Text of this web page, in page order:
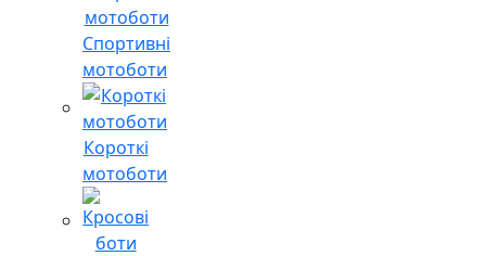
Спортивні
мотоботи
Короткі
мотоботи